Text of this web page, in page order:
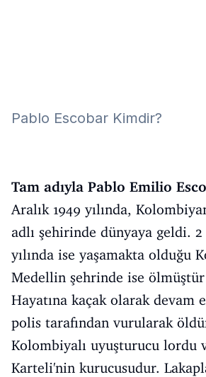
Pablo Escobar Kimdir?
Tam adıyla Pablo Emilio
Aralık 1949 yılında,
adlı şehirinde dünyaya geldi. 2
yılında ise yaşamakta olduğu
Medellin şehrinde ise
Hayatına kaçak olarak devam
polis tarafından vurularak
Kolombiyalı uyuşturucu lordu
Karteli'nin kurucusudur.